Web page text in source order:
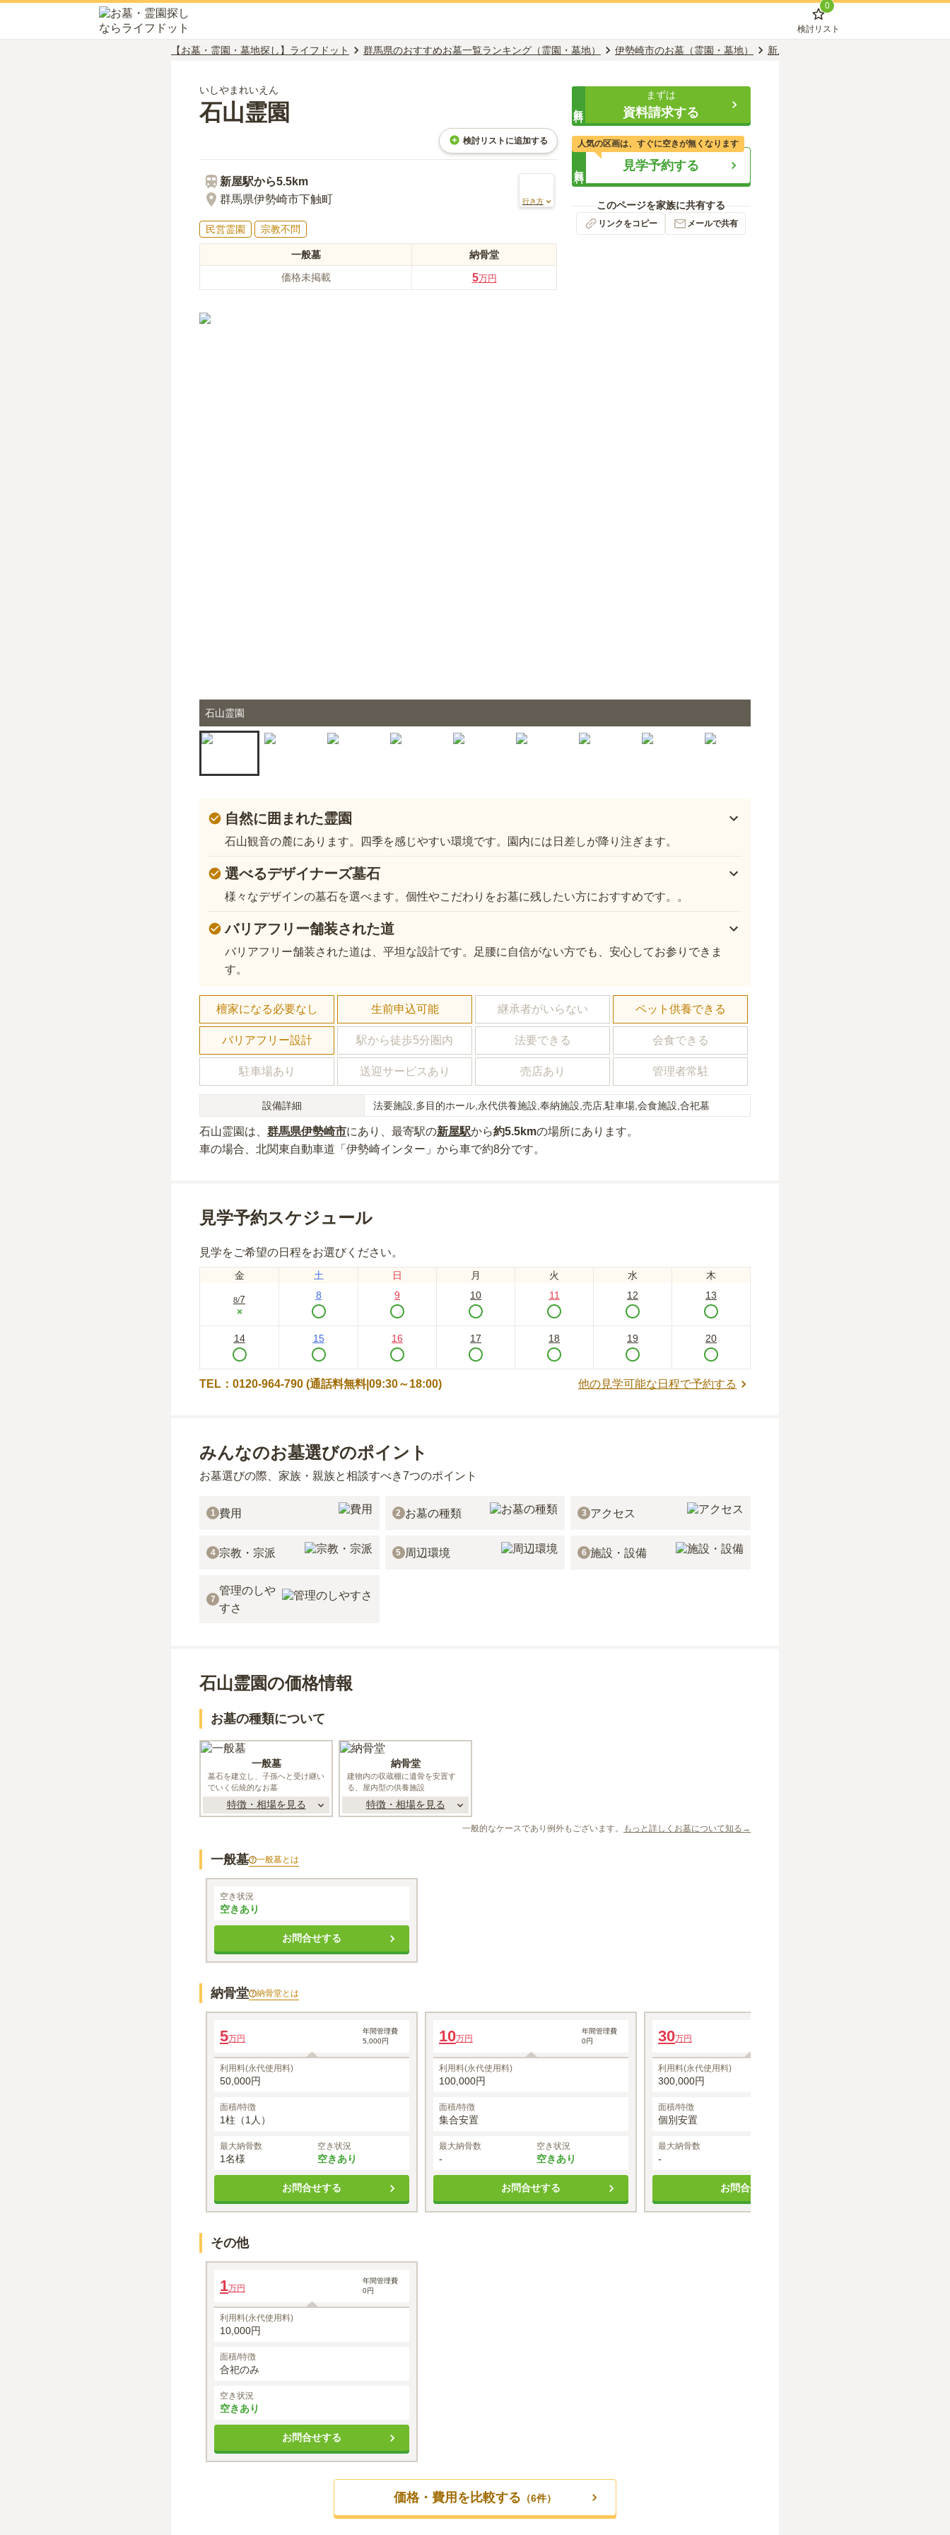
0
検討リスト
【お墓・霊園・墓地探し】ライフドット 群馬県のおすすめお墓一覧ランキング（霊園・墓地） 伊勢崎市のお墓（霊園・墓地） 新屋駅のお墓（霊園・墓地）
いしやまれいえん
石山霊園
検討リストに追加する
新屋駅から5.5km
群馬県伊勢崎市下触町
行き方
民営霊園 宗教不問
一般墓
納骨堂
価格未掲載
5万円
まずは
資料請求する
見学予約する
人気の区画は、すぐに空きが無くなります
このページを家族に共有する
リンクをコピー メールで共有
石山霊園
自然に囲まれた霊園
石山観音の麓にあります。四季を感じやすい環境です。園内には日差しが降り注ぎます。
選べるデザイナーズ墓石
様々なデザインの墓石を選べます。個性やこだわりをお墓に残したい方におすすめです。。
バリアフリー舗装された道
バリアフリー舗装された道は、平坦な設計です。足腰に自信がない方でも、安心してお参りできま
す。
檀家になる必要なし 生前申込可能 継承者がいらない ペット供養できる
バリアフリー設計 駅から徒歩5分圏内 法要できる 会食できる
駐車場あり 送迎サービスあり 売店あり 管理者常駐
設備詳細 法要施設,多目的ホール,永代供養施設,奉納施設,売店,駐車場,会食施設,合祀墓
石山霊園 は、 群馬県伊勢崎市にあり 、最寄駅の新屋駅から約5.5kmの場所にあり ます。
車の場合 、北関東自動車道「伊勢崎インター」から車で約8分です。
見学予約スケジュール
見学をご希望の日程をお選びください。
金 土 日 月 火 水 木
8/7
×
8 9 10 11 12 13
14 15 16 17 18 19 20
TEL：0120-964-790 (通話料無料|09:30～18:00) 他の見学可能な日程で予約する
みんなのお墓選びのポイント
お墓選びの際、家族・親族と相談すべき7つのポイント
1 費用 2 お墓の種類 3 アクセス
4 宗教・宗派 5 周辺環境 6 施設・設備
7
管理のしや
すさ
石山霊園の価格情報
お墓の種類について
一般墓
墓石を建立し、子孫へと受け継い
でいく伝統的なお墓
特徴・相場を見る
納骨堂
建物内の収蔵棚に遺骨を安置す
る、屋内型の供養施設
特徴・相場を見る
一般的なケースであり例外もございます。 もっと詳しくお墓について知る→
一般墓 一般墓とは
一般墓
空き状況
空きあり
お問合せする
納骨堂 納骨堂とは
1名あたりの価格
5
5万円
年間管理費
5,000円
利用料(永代使用料)
50,000円
面積/特徴
1柱（1人）
最大納骨数
1名様
空き状況
空きあり
お問合せする
10万円
年間管理費
0円
利用料(永代使用料)
100,000円
面積/特徴
集合安置
最大納骨数
-
空き状況
空きあり
お問合せする
30万円
利用料(永代使用料)
300,000円
面積/特徴
個別安置
最大納骨数
-
お問合せする
その他
1万円
年間管理費
0円
利用料(永代使用料)
10,000円
面積/特徴
合祀のみ
空き状況
空きあり
お問合せする
価格・費用を比較する （6件）